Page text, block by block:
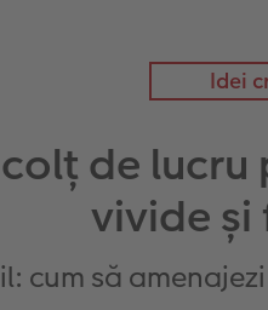
Idei
de
vivide
cum să